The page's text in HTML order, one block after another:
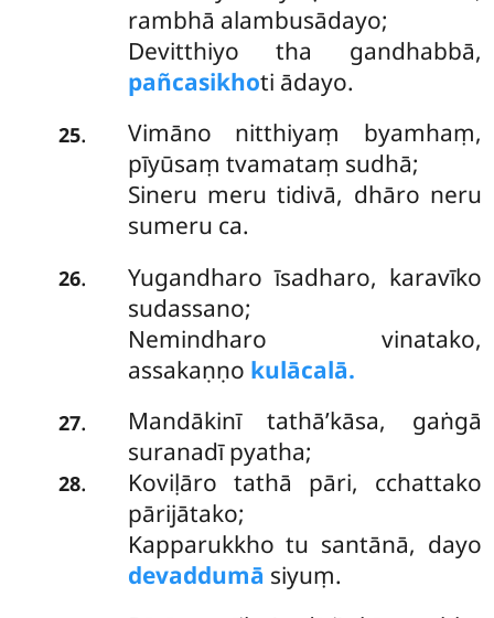
rambhā alambusādayo;
Devitthiyo tha gandhabbā,
pañcasikhoti ādayo.
25.
Vimāno nitthiyaṃ byamhaṃ,
pīyūsaṃ tvamataṃ sudhā;
Sineru meru tidivā, dhāro neru
sumeru ca.
26.
Yugandharo īsadharo, karavīko
sudassano;
Nemindharo vinatako,
assakaṇṇo kulācalā.
27.
Mandākinī tathā’kāsa, gaṅgā
suranadī pyatha;
28.
Koviḷāro tathā pāri, cchattako
pārijātako;
Kapparukkho tu santānā, dayo
devaddumā siyuṃ.